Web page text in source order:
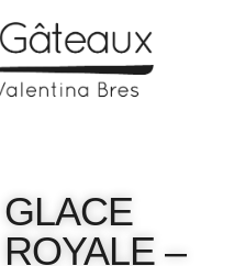
GLACE
ROYALE –